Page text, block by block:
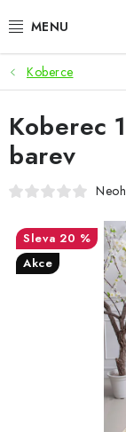
na
OBÝVACÍ POKOJ
KUCHYŇ A
LOŽNICE
KANCELÁŘ /
KOUPELNA A WC
CHOVATELSKÉ
Koberce
Koberec
barev
20 %
Akce